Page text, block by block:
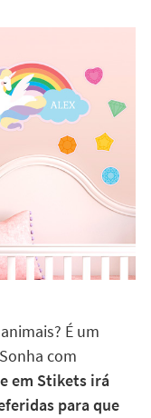
É um
com
em Stikets irá
para que